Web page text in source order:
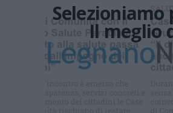
Selezioniamo
Il meglio